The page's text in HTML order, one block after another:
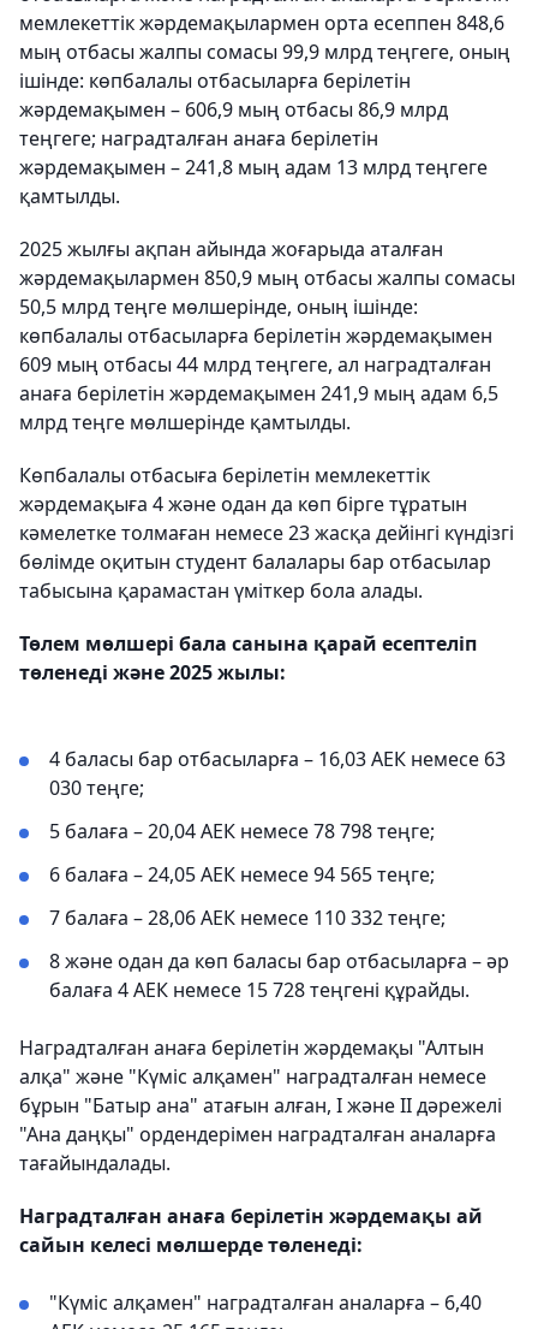
мемлекеттік жәрдемақылармен орта есеппен 848,6
мың отбасы жалпы сомасы 99,9 млрд теңгеге, оның
ішінде: көпбалалы отбасыларға берілетін
жәрдемақымен – 606,9 мың отбасы 86,9 млрд
теңгеге; наградталған анаға берілетін
жәрдемақымен – 241,8 мың адам 13 млрд теңгеге
қамтылды.
2025 жылғы ақпан айында жоғарыда аталған
жәрдемақылармен 850,9 мың отбасы жалпы сомасы
50,5 млрд теңге мөлшерінде, оның ішінде:
көпбалалы отбасыларға берілетін жәрдемақымен
609 мың отбасы 44 млрд теңгеге, ал наградталған
анаға берілетін жәрдемақымен 241,9 мың адам 6,5
млрд теңге мөлшерінде қамтылды.
Көпбалалы отбасыға берілетін мемлекеттік
жәрдемақыға 4 және одан да көп бірге тұратын
кәмелетке толмаған немесе 23 жасқа дейінгі күндізгі
бөлімде оқитын студент балалары бар отбасылар
табысына қарамастан үміткер бола алады.
Төлем мөлшері бала санына қарай есептеліп
төленеді және 2025 жылы:
4 баласы бар отбасыларға – 16,03 АЕК немесе 63
030 теңге;
5 балаға – 20,04 АЕК немесе 78 798 теңге;
6 балаға – 24,05 АЕК немесе 94 565 теңге;
7 балаға – 28,06 АЕК немесе 110 332 теңге;
8 және одан да көп баласы бар отбасыларға – әр
балаға 4 АЕК немесе 15 728 теңгені құрайды.
Наградталған анаға берілетін жәрдемақы "Алтын
алқа" және "Күміс алқамен" наградталған немесе
бұрын "Батыр ана" атағын алған, І және ІІ дәрежелі
"Ана даңқы" ордендерімен наградталған аналарға
тағайындалады.
Наградталған анаға берілетін жәрдемақы ай
сайын келесі мөлшерде төленеді:
"Күміс алқамен" наградталған аналарға – 6,40